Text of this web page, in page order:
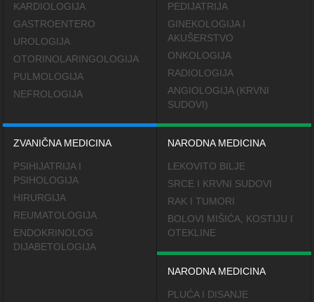
KARDIOLOGIJA
GASTROENTERO
UROLOGIJA
OTORINOLARINGOLOGIJA
PULMOLOGIJA
NEFROLOGIJA
PEDIJATRIJA
GINEKOLOGIJA I
AKUŠERSTVO
ONKOLOGIJA
RADIOLOGIJA
ANGIOLOGIJA (KRVNI
SUDOVI)
ZVANIČNA MEDICINA
PSIHIJATRIJA I
PSIHOLOGIJA
HIRURGIJA
REUMATOLOGIJA
ENDOKRINOLOG
DIJABETOLOGIJA
NARODNA MEDICINA
LEKOVITO BILJE
SRCE I KRVNI SUDOVI
RAK I TUMORI
BOLOVI MIŠIĆA, KOSTIJU I
OTEKLINE
NARODNA MEDICINA
PLUĆA I DISANJE